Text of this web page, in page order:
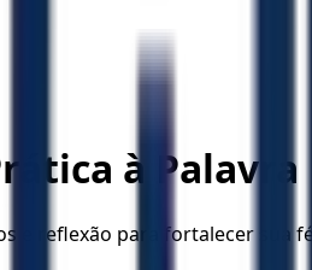
à Palavra
e reflexão para fortalecer sua fé.